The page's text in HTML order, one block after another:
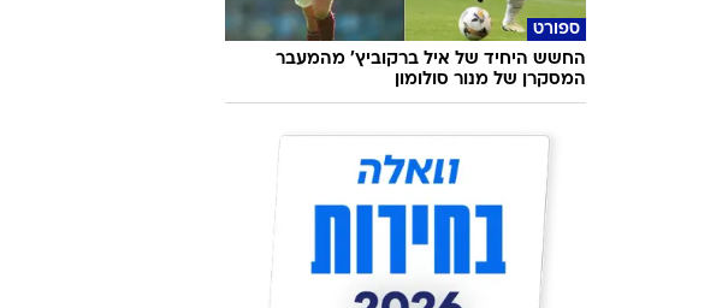
ספורט
החשש היחיד של איל ברקוביץ' מהמעבר
המסקרן של מנור סולומון